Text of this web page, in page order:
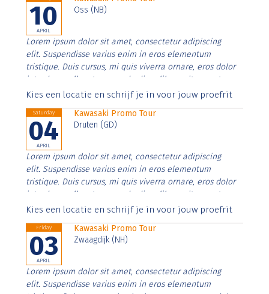
10
APRIL
Oss (NB)
Lorem ipsum dolor sit amet, consectetur adipiscing
elit. Suspendisse varius enim in eros elementum
tristique. Duis cursus, mi quis viverra ornare, eros dolor
interdum nulla, ut commodo diam libero vitae erat.
Aenean faucibus nibh et justo cursus id rutrum lorem
Kies een locatie en schrijf je in voor jouw proefrit
Saturday
04
APRIL
Kawasaki Promo Tour
Druten (GD)
Lorem ipsum dolor sit amet, consectetur adipiscing
elit. Suspendisse varius enim in eros elementum
tristique. Duis cursus, mi quis viverra ornare, eros dolor
interdum nulla, ut commodo diam libero vitae erat.
Aenean faucibus nibh et justo cursus id rutrum lorem
Kies een locatie en schrijf je in voor jouw proefrit
Friday
03
APRIL
Kawasaki Promo Tour
Zwaagdijk (NH)
Lorem ipsum dolor sit amet, consectetur adipiscing
elit. Suspendisse varius enim in eros elementum